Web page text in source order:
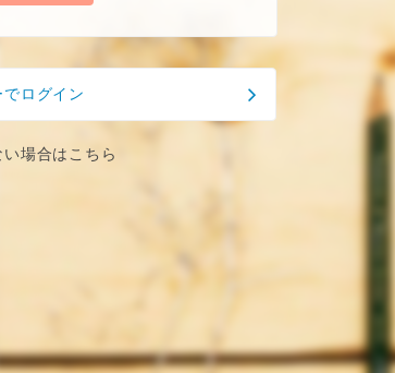
ログイン
場合はこちら